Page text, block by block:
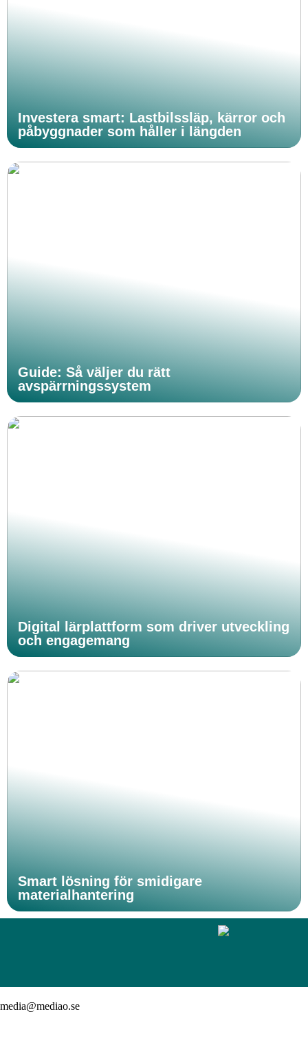
Investera smart: Lastbilssläp, kärror och
påbyggnader som håller i längden
Guide: Så väljer du rätt
avspärrningssystem
Digital lärplattform som driver utveckling
och engagemang
Smart lösning för smidigare
materialhantering
media@mediao.se